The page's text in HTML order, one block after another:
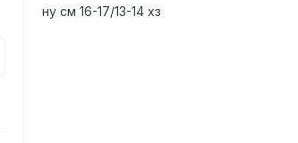
ну см 16-17/13-14 хз